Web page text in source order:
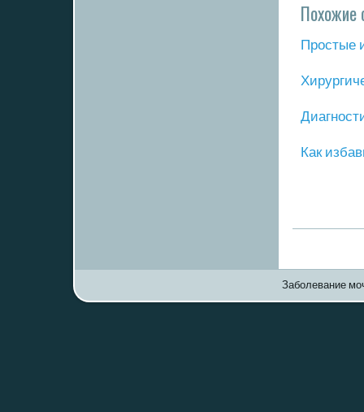
Похожие
Прοстые
Как
Заболевание